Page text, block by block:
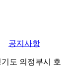
공지사항
기도 의정부시 호